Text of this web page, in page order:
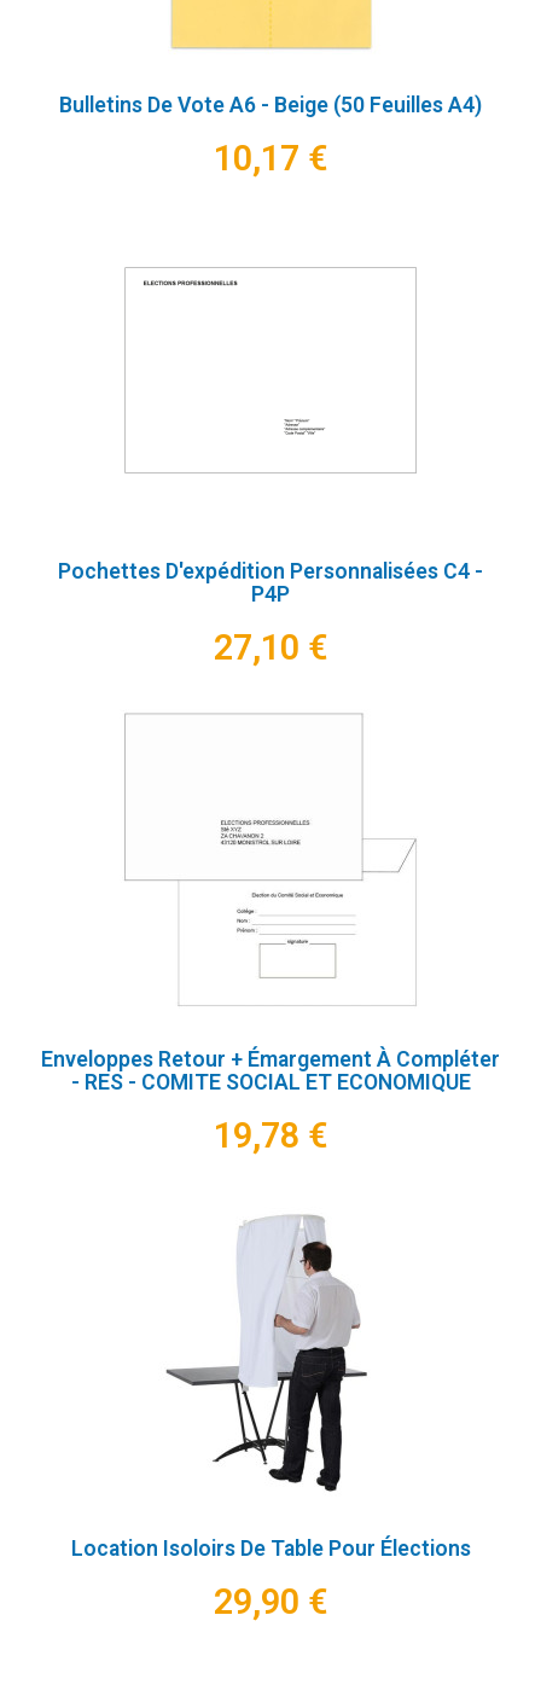
Bulletins De Vote A6 - Beige (50 Feuilles A4)
10,17 €
Pochettes D'expédition Personnalisées C4 -
P4P
27,10 €
Enveloppes Retour + Émargement À Compléter
- RES - COMITE SOCIAL ET ECONOMIQUE
19,78 €
Location Isoloirs De Table Pour Élections
29,90 €